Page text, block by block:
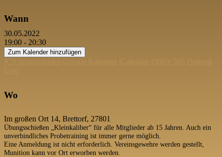
Wann
30.05.2022
19:00 - 20:30
Zum Kalender hinzufügen
Wo
Im großen Ort 14, Brettorf, 27801
Übungsschießen „Kleinkaliber“ für alle Mitglieder ab 15 Jahren. Auch ein
unverbindliches Probetraining ist immer gerne möglich.
Eine Anmeldung ist nicht erforderlich. Vereinsgewehre werden gestellt,
Munition kann vor Ort erworben werden.